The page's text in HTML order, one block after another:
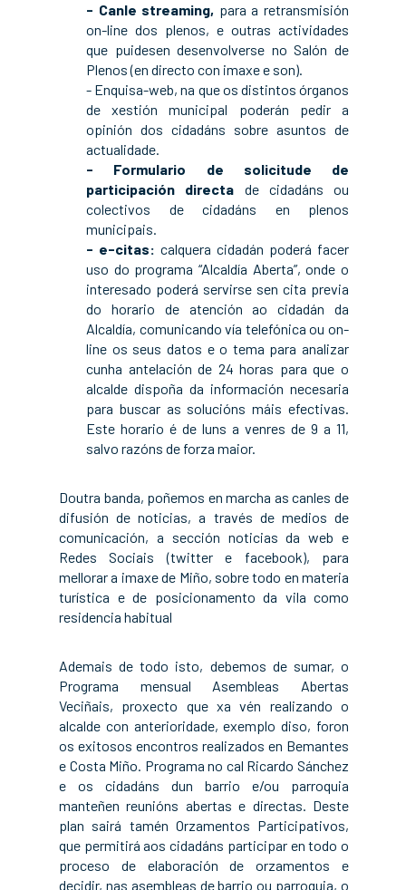
- Canle streaming, para a retransmisión
on-line dos plenos, e outras actividades
que puidesen desenvolverse no Salón de
Plenos (en directo con imaxe e son).
- Enquisa-web, na que os distintos órganos
de xestión municipal poderán pedir a
opinión dos cidadáns sobre asuntos de
actualidade.
- Formulario de solicitude de
participación directa de cidadáns ou
colectivos de cidadáns en plenos
municipais.
- e-citas: calquera cidadán poderá facer
uso do programa “Alcaldía Aberta”, onde o
interesado poderá servirse sen cita previa
do horario de atención ao cidadán da
Alcaldía, comunicando vía telefónica ou on-
line os seus datos e o tema para analizar
cunha antelación de 24 horas para que o
alcalde dispoña da información necesaria
para buscar as solucións máis efectivas.
Este horario é de luns a venres de 9 a 11,
salvo razóns de forza maior.
Doutra banda, poñemos en marcha as canles de
difusión de noticias, a través de medios de
comunicación, a sección noticias da web e
Redes Sociais (twitter e facebook), para
mellorar a imaxe de Miño, sobre todo en materia
turística e de posicionamento da vila como
residencia habitual
Ademais de todo isto, debemos de sumar, o
Programa mensual Asembleas Abertas
Veciñais, proxecto que xa vén realizando o
alcalde con anterioridade, exemplo diso, foron
os exitosos encontros realizados en Bemantes
e Costa Miño. Programa no cal Ricardo Sánchez
e os cidadáns dun barrio e/ou parroquia
manteñen reunións abertas e directas. Deste
plan sairá tamén Orzamentos Participativos,
que permitirá aos cidadáns participar en todo o
proceso de elaboración de orzamentos e
decidir, nas asembleas de barrio ou parroquia, o